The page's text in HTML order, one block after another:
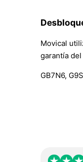
Movical
garantía
GB7N6,